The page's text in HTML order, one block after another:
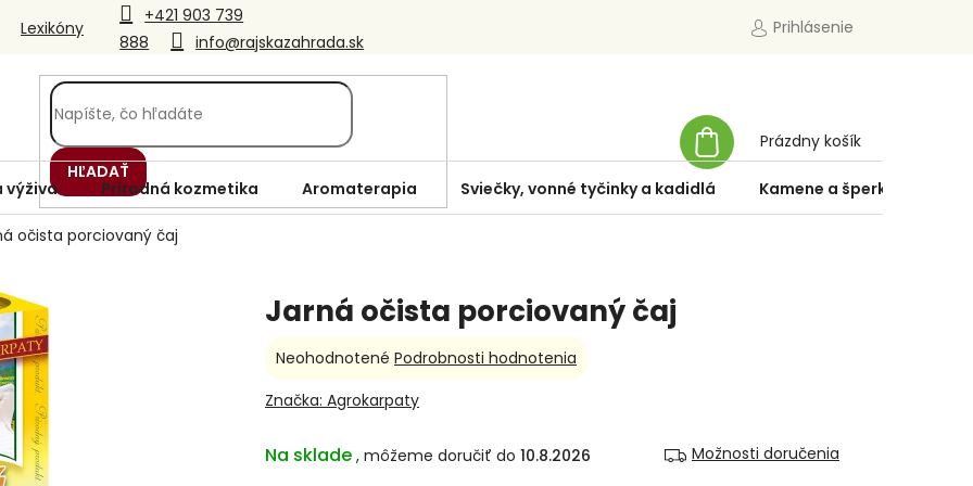
+421 903 739
888
info@rajskazahrada.sk
Lexikóny Prihlásenie
HĽADAŤ
KOŠÍK
Prázdny košík
výživa Prírodná kozmetika Aromaterapia Sviečky, vonné tyčinky a kadidlá Kamene a šperky
očista porciovaný čaj
Jarná očista porciovaný čaj
Na sklade 10.8.2026 Možnosti doručenia
Priemerné
produktu
z
Neohodnotené Podrobnosti hodnotenia
Značka: Agrokarpaty